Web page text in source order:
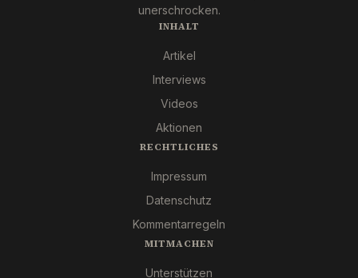
unerschrocken.
INHALT
Artikel
Interviews
Videos
Aktionen
RECHTLICHES
Impressum
Datenschutz
Kommentarregeln
MITMACHEN
Unterstützen